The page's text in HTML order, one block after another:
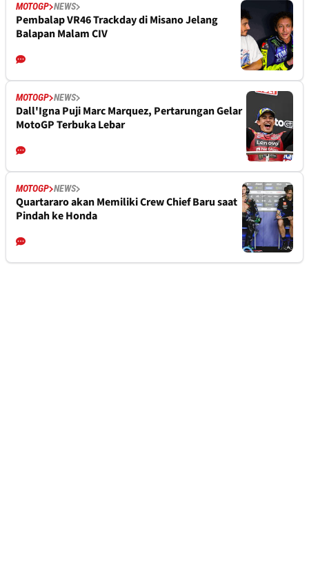
MOTOGP NEWS
Pembalap VR46 Trackday di Misano Jelang
Balapan Malam CIV
MOTOGP NEWS
Dall'Igna Puji Marc Marquez, Pertarungan Gelar
MotoGP Terbuka Lebar
MOTOGP NEWS
Quartararo akan Memiliki Crew Chief Baru saat
Pindah ke Honda